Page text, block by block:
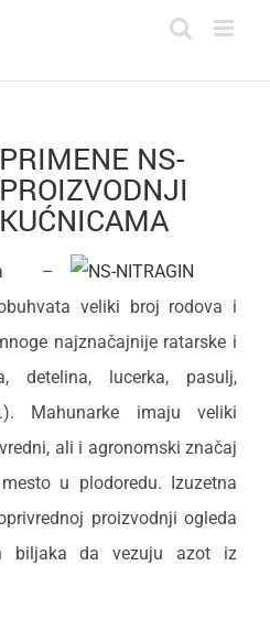
NS-
–
veliki broj rodova i
najznačajnije ratarske i
detelina, lucerka, pasulj,
Mahunarke imaju veliki
ali i agronomski značaj
u plodoredu. Izuzetna
proizvodnji ogleda
biljaka da vezuju azot iz